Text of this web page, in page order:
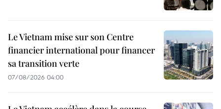
Le Vietnam mise sur son Centre
financier international pour financer
sa transition verte
07/08/2026 04:00